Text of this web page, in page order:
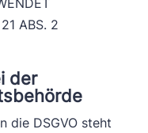
ABS. 2
der
die DSGVO steht